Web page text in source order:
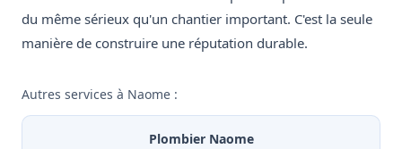
du même sérieux qu'un chantier important. C'est la seule
manière de construire une réputation durable.
Autres services à Naome :
Plombier Naome